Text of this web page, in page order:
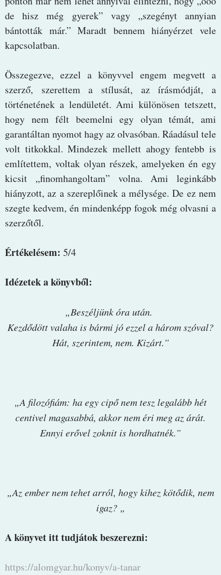
de hisz még gyerek” vagy „szegényt annyian
bántották már.” Maradt bennem hiányérzet vele
kapcsolatban.
Összegezve, ezzel a könyvvel engem megvett a
szerző, szerettem a stílusát, az írásmódját, a
történetének a lendületét. Ami különösen tetszett,
hogy nem félt beemelni egy olyan témát, ami
garantáltan nyomot hagy az olvasóban. Ráadásul tele
volt titkokkal. Mindezek mellett ahogy fentebb is
említettem, voltak olyan részek, amelyeken én egy
kicsit „finomhangoltam” volna. Ami leginkább
hiányzott, az a szereplőinek a mélysége. De ez nem
szegte kedvem, én mindenképp fogok még olvasni a
szerzőtől.
Értékelésem: 5/4
Idézetek a könyvből:
„Beszéljünk óra után.
Kezdődött valaha is bármi jó ezzel a három szóval?
Hát, szerintem, nem. Kizárt.”
„A filozófiám: ha egy cipő nem tesz legalább hét
centivel magasabbá, akkor nem éri meg az árát.
Ennyi erővel zoknit is hordhatnék.”
„Az ember nem tehet arról, hogy kihez kötődik, nem
igaz? „
A könyvet itt tudjátok beszerezni:
https://alomgyar.hu/konyv/a-tanar